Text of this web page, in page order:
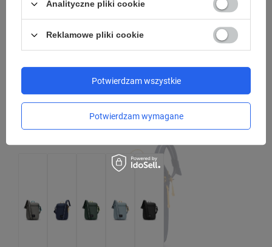
299,99 zł / szt.
wprowadzeniem obniżki:299,99 zł0%
499,99 zł-40%
CHWILOWO NIEDOSTĘPNY
Analityczne pliki cookie
Reklamowe pliki cookie
Potwierdzam wymagane
Potwierdzam wszystkie